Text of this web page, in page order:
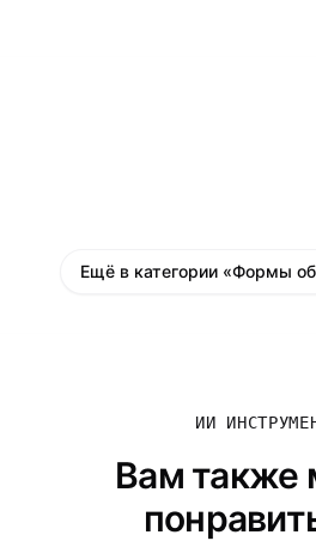
Ещё в категории «Формы
ИИ
Вам также